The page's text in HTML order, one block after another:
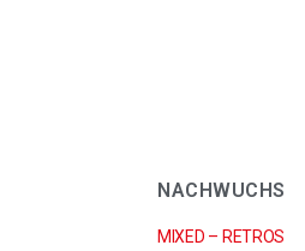
NACHWUCHS
MIXED – RETROS